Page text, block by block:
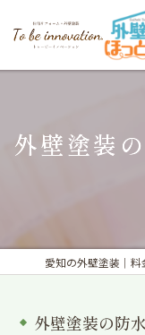
外壁塗装
外壁塗装の防